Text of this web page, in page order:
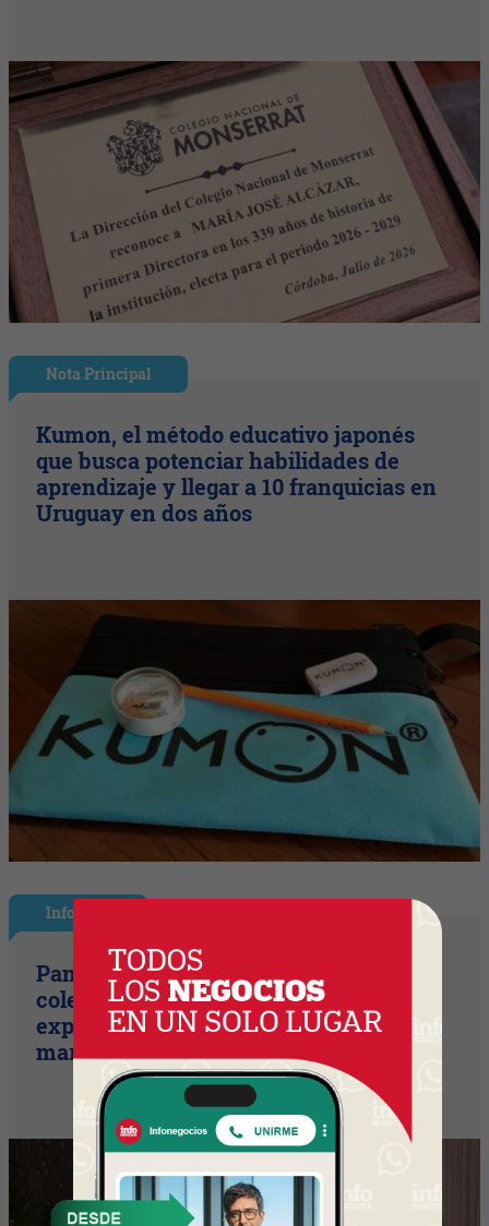
Nota Principal
Kumon, el método educativo japonés
que busca potenciar habilidades de
aprendizaje y llegar a 10 franquicias en
Uruguay en dos años
InfoStyle
Pandora presentó sus nuevas
colecciones de verano con una
experiencia inspirada en el espíritu del
mar